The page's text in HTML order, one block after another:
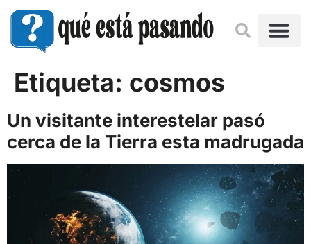
Etiqueta: cosmos
Un visitante interestelar pasó
cerca de la Tierra esta madrugada